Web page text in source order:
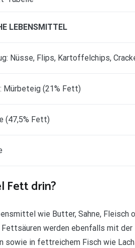
LEBENSMITTEL
Nüsse, Flips, Kartoffelchips,
Mürbeteig (21% Fett)
(47,5% Fett)
Fett drin?
wie Butter, Sahne, Fleisch
werden ebenfalls mit der
sowie in fettreichem Fisch wie